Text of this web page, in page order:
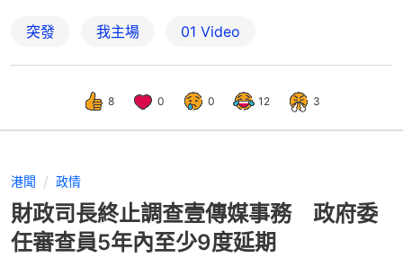
突發 我主場 01 Video
8 0 0 12 3
港聞 政情
財政司長終止調查壹傳媒事務 政府委
任審查員5年內至少9度延期